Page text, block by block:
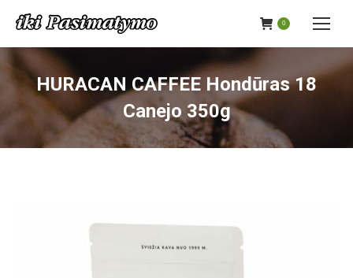
0
HURACAN CAFFEE Hondūras 18
Canejo 350g